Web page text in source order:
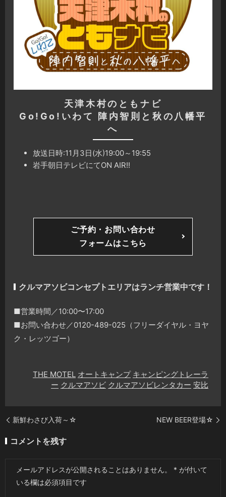
天津木村のともナビ
Go!Go!いわて 陣内智則と秋の八幡平
へ
放送日時:11月3日(水)19:00～19:55
岩手朝日テレビにてON AIR!!
ご予約・お問い合わせ
フォームはこちら
クルマアソビコンセプトエリアはランチ営業中です！
■営業時間／10:00〜17:00
■お問い合わせ／0120-489-025（フリーダイヤル・ヨヤ
ク・レッツゴー）
THE MOTEL オートキャンプ キャンピングトレーラ
ー クルマアソビ クルマアソビレンタカー 安比
新鮮わさび入荷～☆ NEW BEER登場☆
コメントを残す
メールアドレスが公開されることはありません。 * が付いて
いる欄は必須項目です